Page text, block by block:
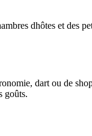
dhôtes et des
dart ou de
goûts.